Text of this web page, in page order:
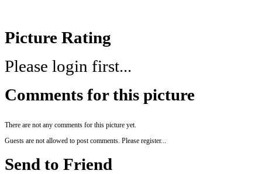
Picture Rating
Please login first...
Comments for this picture
There are not any comments for this picture yet.
Guests are not allowed to post comments. Please register...
Send to Friend